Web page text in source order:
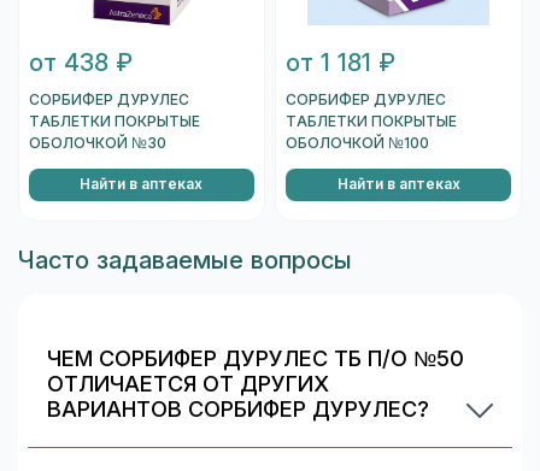
от 438 ₽
СОРБИФЕР ДУРУЛЕС
ТАБЛЕТКИ ПОКРЫТЫЕ
ОБОЛОЧКОЙ №30
Найти в аптеках
от 1 181 ₽
СОРБИФЕР ДУРУЛЕС
ТАБЛЕТКИ ПОКРЫТЫЕ
ОБОЛОЧКОЙ №100
Найти в аптеках
Часто задаваемые вопросы
ЧЕМ СОРБИФЕР ДУРУЛЕС ТБ П/О №50
ОТЛИЧАЕТСЯ ОТ ДРУГИХ
ВАРИАНТОВ СОРБИФЕР ДУРУЛЕС?